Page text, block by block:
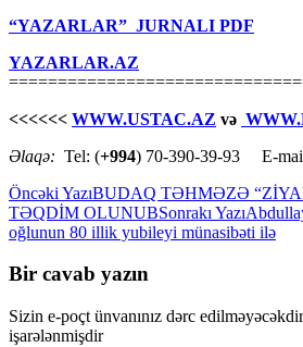
“YAZARLAR” JURNALI PDF
YAZARLAR.AZ
<<<<<< WWW.USTAC.AZ və
Əlaqə: Tel: (+994) 70-390-39-93 E-
Yazılar
üzrə
Öncəki YazıBUDAQ TƏHMƏZƏ
TƏQDİM OLUNUBSonrakı Yazı
oğlunun 80 illik yubileyi münasibəti ilə
Bir cavab yazın
Sizin e-poçt ünvanınız dərc
işarələnmişdir